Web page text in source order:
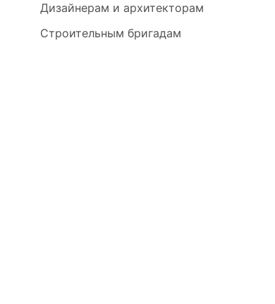
Дизайнерам и архитекторам
Строительным бригадам